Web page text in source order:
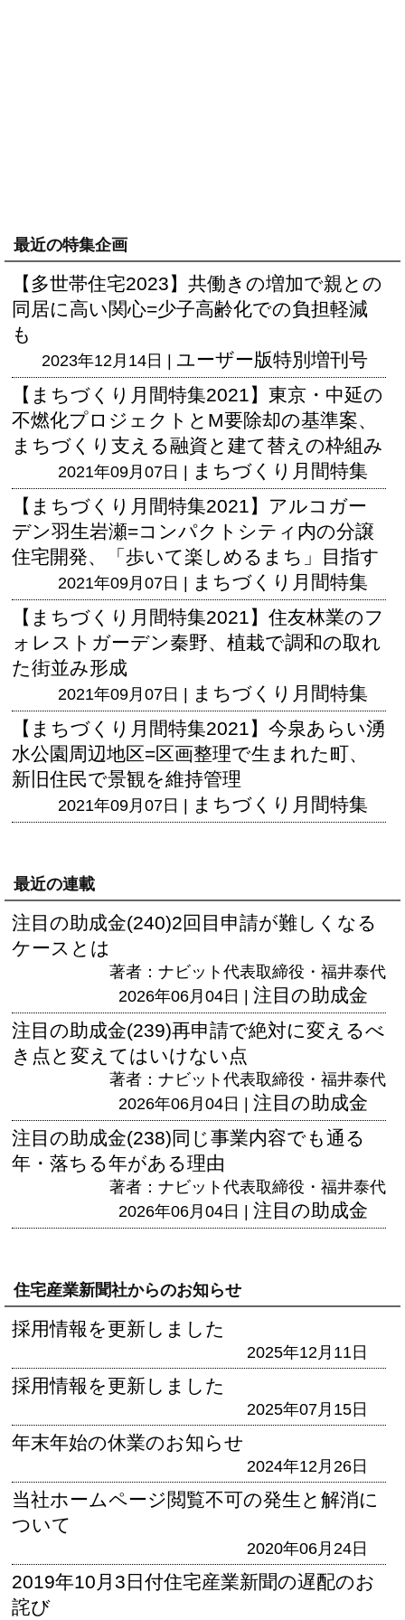
最近の特集企画
【多世帯住宅2023】共働きの増加で親との
同居に高い関心=少子高齢化での負担軽減
も
2023年12月14日 | ユーザー版特別増刊号
【まちづくり月間特集2021】東京・中延の
不燃化プロジェクトとM要除却の基準案、
まちづくり支える融資と建て替えの枠組み
2021年09月07日 |
まちづくり月間特集
【まちづくり月間特集2021】アルコガー
デン羽生岩瀬=コンパクトシティ内の分譲
住宅開発、「歩いて楽しめるまち」目指す
2021年09月07日 |
まちづくり月間特集
【まちづくり月間特集2021】住友林業のフ
ォレストガーデン秦野、植栽で調和の取れ
た街並み形成
2021年09月07日 |
まちづくり月間特集
【まちづくり月間特集2021】今泉あらい湧
水公園周辺地区=区画整理で生まれた町、
新旧住民で景観を維持管理
2021年09月07日 | まちづくり月間特集
最近の連載
注目の助成金(240)2回目申請が難しくなる
ケースとは
著者：ナビット代表取締役・福井泰代
2026年06月04日 | 注目の助成金
注目の助成金(239)再申請で絶対に変えるべ
き点と変えてはいけない点
著者：ナビット代表取締役・福井泰代
2026年06月04日 | 注目の助成金
注目の助成金(238)同じ事業内容でも通る
年・落ちる年がある理由
著者：ナビット代表取締役・福井泰代
2026年06月04日 | 注目の助成金
住宅産業新聞社からのお知らせ
採用情報を更新しました
2025年12月11日
採用情報を更新しました
2025年07月15日
年末年始の休業のお知らせ
2024年12月26日
当社ホームページ閲覧不可の発生と解消に
ついて
2020年06月24日
2019年10月3日付住宅産業新聞の遅配のお
詫び